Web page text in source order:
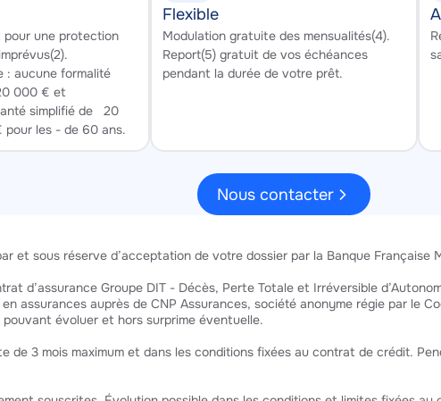
pour une protection
: aucune formalité
000 € et
simplifié de 20
les - de 60 ans.
Flexible
Texte
Modulation gratuite des mensualités(4).
Report(5) gratuit de vos échéances
pendant la durée de votre prêt.
Nous contacter
et sous réserve d’acceptation de votre dossier par la Banque
d’assurance Groupe DIT - Décès, Perte Totale et Irréversible
assurances auprès de CNP Assurances, société anonyme régie par le
évoluer et hors surprime éventuelle.
de 3 mois maximum et dans les conditions fixées au contrat de crédit.